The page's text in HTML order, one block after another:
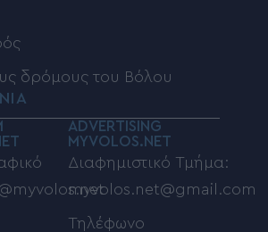
δρόμους του Βόλου
ADVERTISING
MYVOLOS.NET
Διαφημιστικό Τμήμα:
myvolos.net@gmail.com
Τηλέφωνο